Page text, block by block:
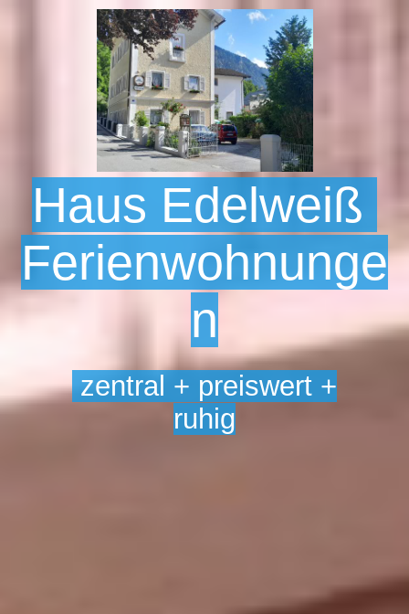
Haus Edelweiß
Ferienwohnunge
n
zentral + preiswert +
ruhig
Grundrisse und Bilder
PREISE
ANFRAGE/BUCHUNG/ANREISE
Impressum / Datenschutz